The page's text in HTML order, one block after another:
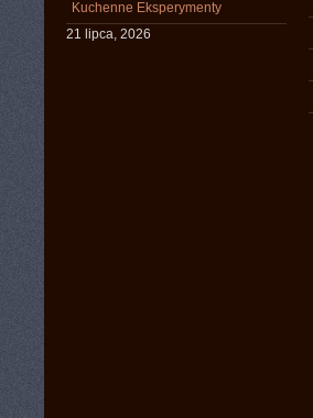
Kuchenne Eksperymenty
21 lipca, 2026